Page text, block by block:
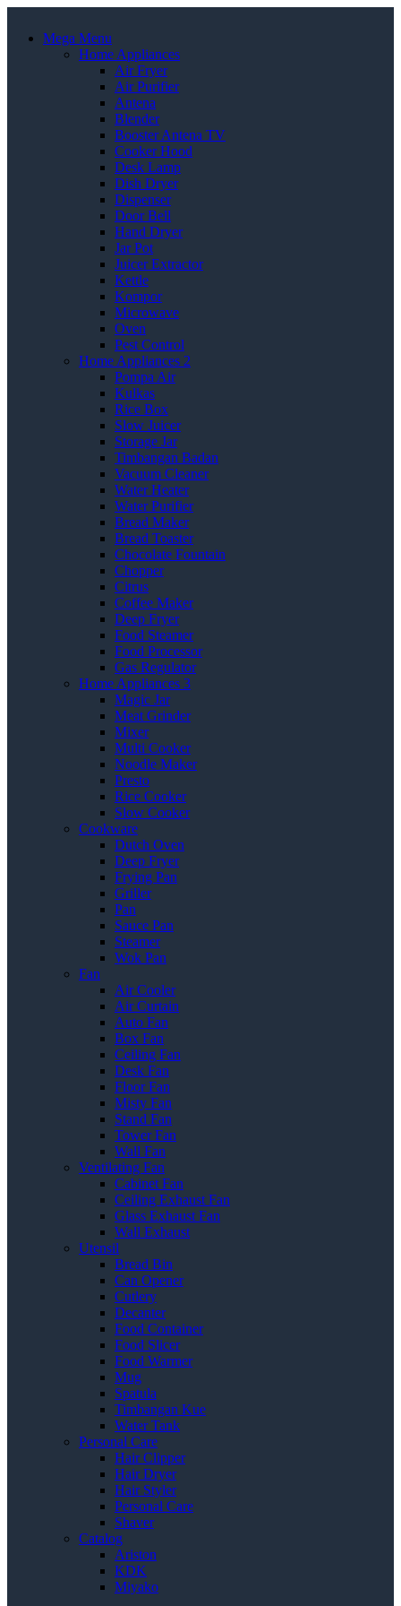
Mega Menu
Home Appliances
Air Fryer
Air Purifier
Antena
Blender
Booster Antena TV
Cooker Hood
Desk Lamp
Dish Dryer
Dispenser
Door Bell
Hand Dryer
Jar Pot
Juicer Extractor
Kettle
Kompor
Microwave
Oven
Pest Control
Home Appliances 2
Pompa Air
Kulkas
Rice Box
Slow Juicer
Storage Jar
Timbangan Badan
Vacuum Cleaner
Water Heater
Water Purifier
Bread Maker
Bread Toaster
Chocolate Fountain
Chopper
Citrus
Coffee Maker
Deep Fryer
Food Steamer
Food Processor
Gas Regulator
Home Appliances 3
Magic Jar
Meat Grinder
Mixer
Multi Cooker
Noodle Maker
Presto
Rice Cooker
Slow Cooker
Cookware
Dutch Oven
Deep Fryer
Frying Pan
Griller
Pan
Sauce Pan
Steamer
Wok Pan
Fan
Air Cooler
Air Curtain
Auto Fan
Box Fan
Ceiling Fan
Desk Fan
Floor Fan
Misty Fan
Stand Fan
Tower Fan
Wall Fan
Ventilating Fan
Cabinet Fan
Ceiling Exhaust Fan
Glass Exhaust Fan
Wall Exhaust
Utensil
Bread Bin
Can Opener
Cutlery
Decanter
Food Container
Food Slicer
Food Warmer
Mug
Spatula
Timbangan Kue
Water Tank
Personal Care
Hair Clipper
Hair Dryer
Hair Styler
Personal Care
Shaver
Catalog
Ariston
KDK
Miyako